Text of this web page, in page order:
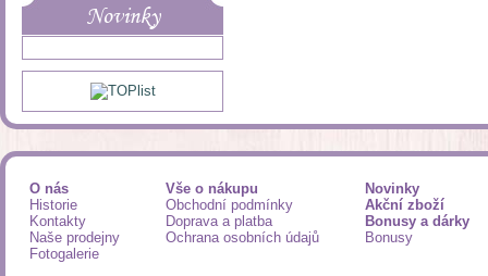
Novinky
O nás
Historie
Kontakty
Naše prodejny
Fotogalerie
Vše o nákupu
Obchodní podmínky
Doprava a platba
Ochrana osobních údajů
Novinky
Akční zboží
Bonusy a dárky
Bonusy